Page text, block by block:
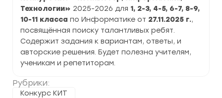
Технологии» 2025-2026 для 1, 2-3, 4-5, 6-7, 8-9,
10-11 класса по Информатике от 27.11.2025 г.,
посвящённая поиску талантливых ребят.
Содержит задания к вариантам, ответы, и
авторские решения. Будет полезна учителям,
ученикам и репетиторам.
Рубрики:
Конкурс КИТ
2026
гг.
задания
и
ответы